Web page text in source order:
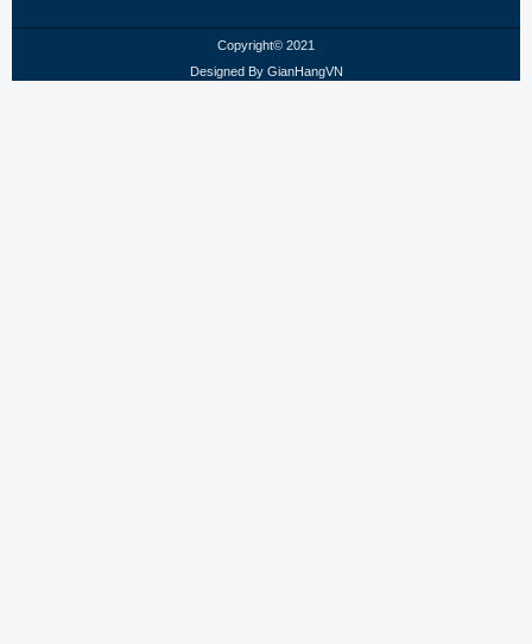
Copyright© 2021
Designed By GianHangVN